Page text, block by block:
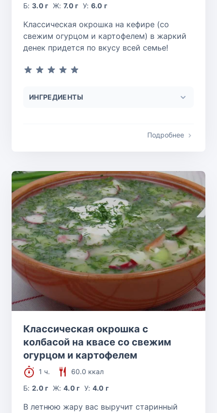
Б:3.0 г Ж: 7.0 г У: 6.0 г
Классическая окрошка на кефире (со
свежим огурцом и картофелем) в жаркий
денек придется по вкусу всей семье!
ИНГРЕДИЕНТЫ
Подробнее
Классическая окрошка с
колбасой на квасе со свежим
огурцом и картофелем
1 ч.
60.0 ккал
Б:2.0 г Ж: 4.0 г У: 4.0 г
В летнюю жару вас выручит старинный